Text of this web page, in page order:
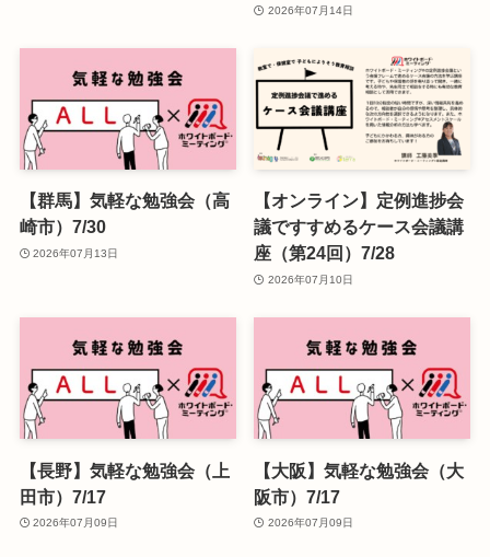
2026年07月14日
【群馬】気軽な勉強会（高
崎市）7/30
2026年07月13日
【オンライン】定例進捗会
議ですすめるケース会議講
座（第24回）7/28
2026年07月10日
【長野】気軽な勉強会（上
田市）7/17
2026年07月09日
【大阪】気軽な勉強会（大
阪市）7/17
2026年07月09日